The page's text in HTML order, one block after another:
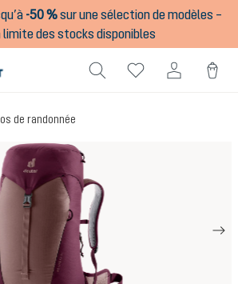
-50 %sur une sélection de modèles –
limite des stocks disponibles
de randonnée